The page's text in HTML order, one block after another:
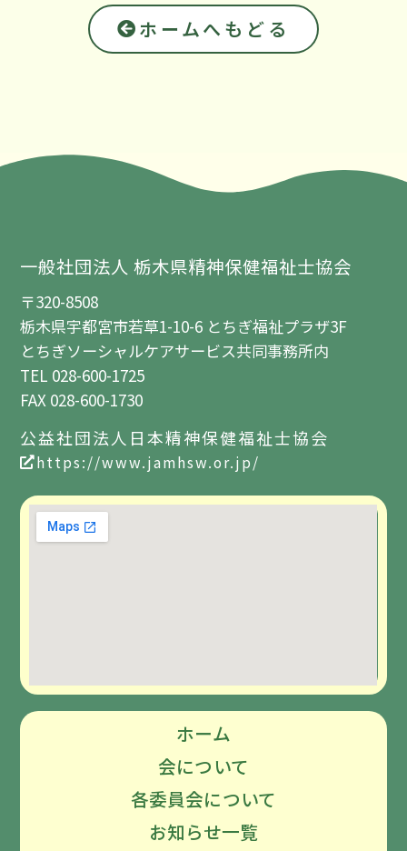
ホームへもどる
一般社団法人 栃木県精神保健福祉士協会
〒320-8508
栃木県宇都宮市若草1-10-6 とちぎ福祉プラザ3F
とちぎソーシャルケアサービス共同事務所内
TEL 028-600-1725
FAX 028-600-1730
公益社団法人日本精神保健福祉士協会
https://www.jamhsw.or.jp/
ホーム
会について
各委員会について
お知らせ一覧